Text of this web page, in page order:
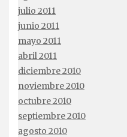
julio 2011
junio 2011
mayo 2011
abril 2011
diciembre 2010
noviembre 2010
octubre 2010
septiembre 2010
agosto 2010